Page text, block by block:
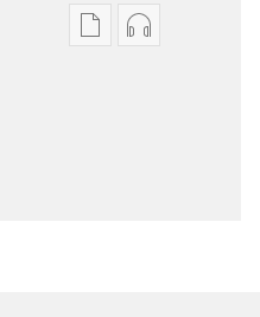
Downloadopties